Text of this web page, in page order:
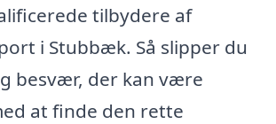
tilbydere af
i Stubbæk. Så slipper du
besvær, der kan være
at finde den rette